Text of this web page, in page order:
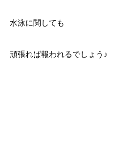
水泳に関しても
頑張れば報われるでしょう♪